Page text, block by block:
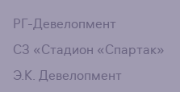
РГ-Девелопмент
СЗ «Стадион «Спартак»
Э.К. Девелопмент